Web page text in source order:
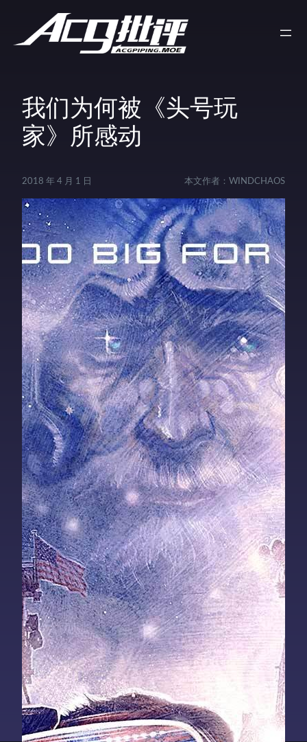
我们为何被《头号玩
家》所感动
2018 年 4 月 1 日 本文作者： WINDCHAOS